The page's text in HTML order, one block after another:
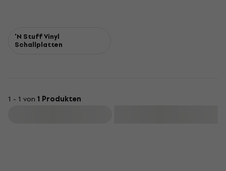
'N Stuff Vinyl
Schallplatten
1 - 1 von 1 Produkten